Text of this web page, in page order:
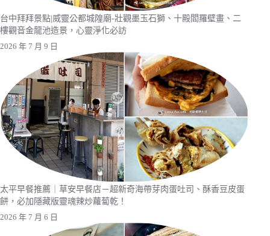
台中拜拜景點|威靈公都城隍廟-壯觀墨玉石獅、十殿閻羅壁畫、二
樓觀音金龍池造景，心靈淨化必訪
2026 年 7 月 9 日
太平早餐推薦｜草安早餐店－超新奇海帶芽肉蛋吐司、酥香豆皮蛋
餅，必加隱藏版靈魂辣炒蘿蔔乾！
2026 年 7 月 6 日